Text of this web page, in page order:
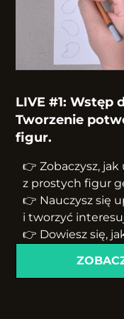
LIVE #1: Wstęp
Tworzenie
figur.
👉 Zobaczysz,
z prostych figur
👉 Nauczysz się
i tworzyć
👉 Dowiesz się,